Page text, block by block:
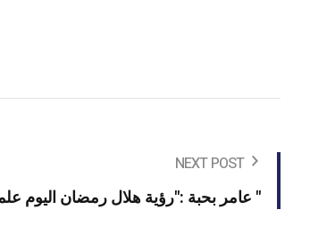
NEXT POST
عامر بحبة :"رؤية هلال رمضان اليوم علميا تكاد تكون مُستحيلة "